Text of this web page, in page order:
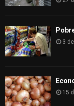
3
15